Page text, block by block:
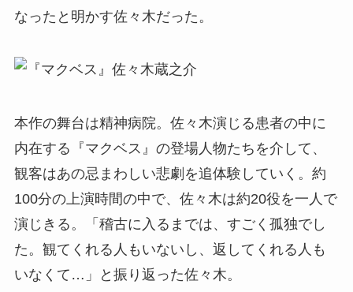
なったと明かす佐々木だった。
本作の舞台は精神病院。佐々木演じる患者の中に
内在する『マクベス』の登場人物たちを介して、
観客はあの忌まわしい悲劇を追体験していく。約
100分の上演時間の中で、佐々木は約20役を一人で
演じきる。「稽古に入るまでは、すごく孤独でし
た。観てくれる人もいないし、返してくれる人も
いなくて…」と振り返った佐々木。